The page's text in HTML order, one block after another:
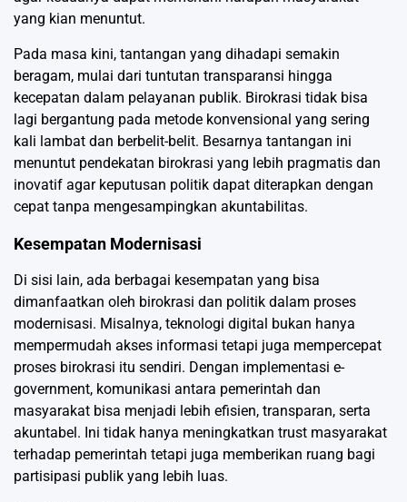
yang kian menuntut.
Pada masa kini, tantangan yang dihadapi semakin
beragam, mulai dari tuntutan transparansi hingga
kecepatan dalam pelayanan publik. Birokrasi tidak bisa
lagi bergantung pada metode konvensional yang sering
kali lambat dan berbelit-belit. Besarnya tantangan ini
menuntut pendekatan birokrasi yang lebih pragmatis dan
inovatif agar keputusan politik dapat diterapkan dengan
cepat tanpa mengesampingkan akuntabilitas.
Kesempatan Modernisasi
Di sisi lain, ada berbagai kesempatan yang bisa
dimanfaatkan oleh birokrasi dan politik dalam proses
modernisasi. Misalnya, teknologi digital bukan hanya
mempermudah akses informasi tetapi juga mempercepat
proses birokrasi itu sendiri. Dengan implementasi e-
government, komunikasi antara pemerintah dan
masyarakat bisa menjadi lebih efisien, transparan, serta
akuntabel. Ini tidak hanya meningkatkan trust masyarakat
terhadap pemerintah tetapi juga memberikan ruang bagi
partisipasi publik yang lebih luas.